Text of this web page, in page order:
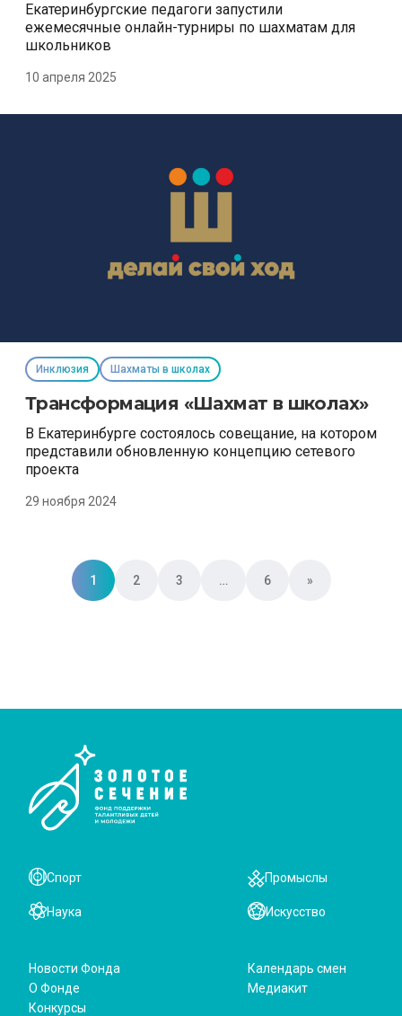
Екатеринбургские педагоги запустили
ежемесячные онлайн-турниры по шахматам для
школьников
10 апреля 2025
Инклюзия Шахматы в школах
Трансформация «Шахмат в школах»
В Екатеринбурге состоялось совещание, на котором
представили обновленную концепцию сетевого
проекта
29 ноября 2024
Posts navigation
1 2 3 … 6 »
Наука
Спорт
Искусство
Промыслы
Новости Фонда
О Фонде
Конкурсы
Календарь смен
Медиакит